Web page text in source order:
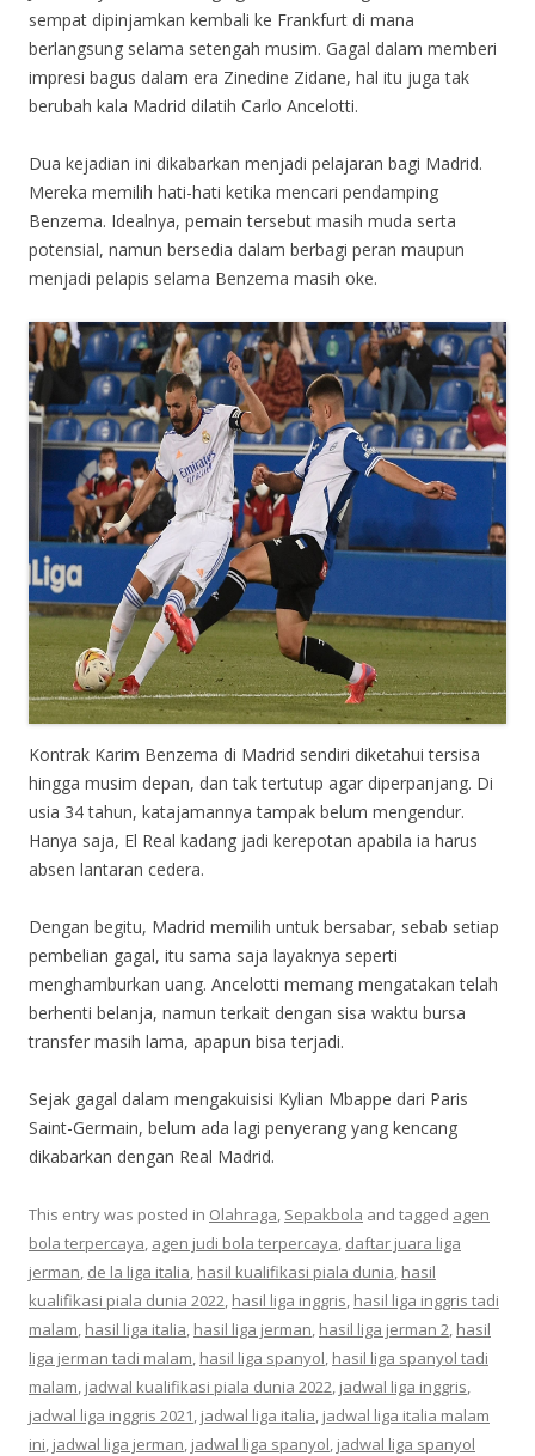
sempat dipinjamkan kembali ke Frankfurt di mana
berlangsung selama setengah musim. Gagal dalam memberi
impresi bagus dalam era Zinedine Zidane, hal itu juga tak
berubah kala Madrid dilatih Carlo Ancelotti.
Dua kejadian ini dikabarkan menjadi pelajaran bagi Madrid.
Mereka memilih hati-hati ketika mencari pendamping
Benzema. Idealnya, pemain tersebut masih muda serta
potensial, namun bersedia dalam berbagi peran maupun
menjadi pelapis selama Benzema masih oke.
Kontrak Karim Benzema di Madrid sendiri diketahui tersisa
hingga musim depan, dan tak tertutup agar diperpanjang. Di
usia 34 tahun, katajamannya tampak belum mengendur.
Hanya saja, El Real kadang jadi kerepotan apabila ia harus
absen lantaran cedera.
Dengan begitu, Madrid memilih untuk bersabar, sebab setiap
pembelian gagal, itu sama saja layaknya seperti
menghamburkan uang. Ancelotti memang mengatakan telah
berhenti belanja, namun terkait dengan sisa waktu bursa
transfer masih lama, apapun bisa terjadi.
Sejak gagal dalam mengakuisisi Kylian Mbappe dari Paris
Saint-Germain, belum ada lagi penyerang yang kencang
dikabarkan dengan Real Madrid.
This entry was posted in Olahraga, Sepakbola and tagged agen
bola terpercaya, agen judi bola terpercaya, daftar juara liga
jerman, de la liga italia, hasil kualifikasi piala dunia, hasil
kualifikasi piala dunia 2022, hasil liga inggris, hasil liga inggris tadi
malam, hasil liga italia, hasil liga jerman, hasil liga jerman 2, hasil
liga jerman tadi malam, hasil liga spanyol, hasil liga spanyol tadi
malam, jadwal kualifikasi piala dunia 2022, jadwal liga inggris,
jadwal liga inggris 2021, jadwal liga italia, jadwal liga italia malam
ini, jadwal liga jerman, jadwal liga spanyol, jadwal liga spanyol